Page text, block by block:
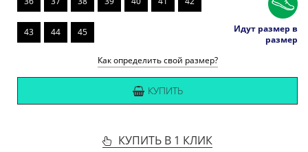
43 44 45
Идут размер в
размер
Как определить свой размер?
КУПИТЬ
КУПИТЬ В 1 КЛИК